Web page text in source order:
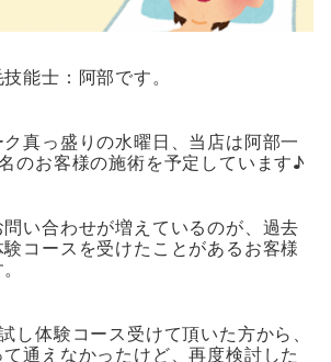
能士：阿部です。
真っ盛りの水曜日、当店は阿部一
のお客様の施術を予定しています♪
い合わせが増えているのが、過去
コースを受けたことがあるお客様
し体験コース受けて頂いた方から、
通えなかったけど、再度検討した